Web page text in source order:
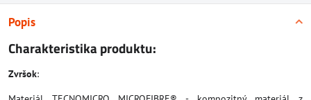
Popis
Charakteristika produktu:
Zvršok: